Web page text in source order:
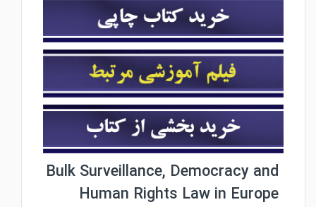
Bulk Surveillance, Democracy and
Human Rights Law in Europe